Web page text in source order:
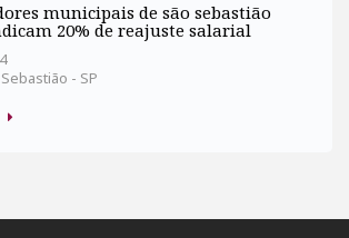
municipais de são sebastião
20% de reajuste salarial
- SP